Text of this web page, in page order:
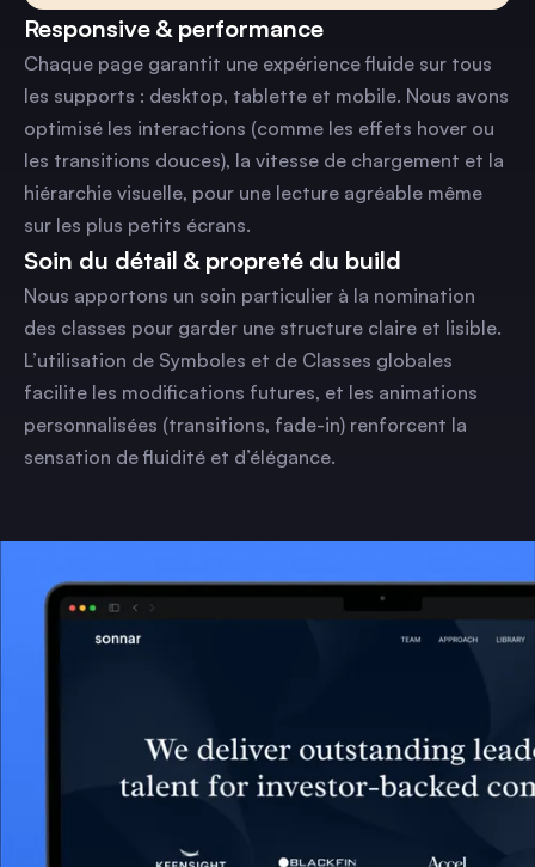
Responsive & performance
Chaque page garantit une expérience fluide sur tous
les supports : desktop, tablette et mobile. Nous avons
optimisé les interactions (comme les effets hover ou
les transitions douces), la vitesse de chargement et la
hiérarchie visuelle, pour une lecture agréable même
sur les plus petits écrans.
Soin du détail & propreté du build
Nous apportons un soin particulier à la nomination
des classes pour garder une structure claire et lisible.
L’utilisation de Symboles et de Classes globales
facilite les modifications futures, et les animations
personnalisées (transitions, fade-in) renforcent la
sensation de fluidité et d’élégance.